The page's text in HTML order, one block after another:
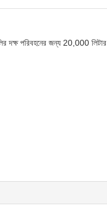
দক্ষ পরিবহনের জন্য 20,000 লিটার